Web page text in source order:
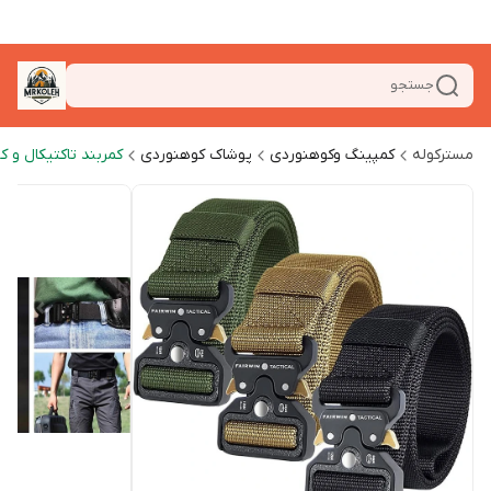
جستجو
مسترکوله کمپینگ وکوهنوردی پوشاک کوهنوردی کمربند تاکتیکال و